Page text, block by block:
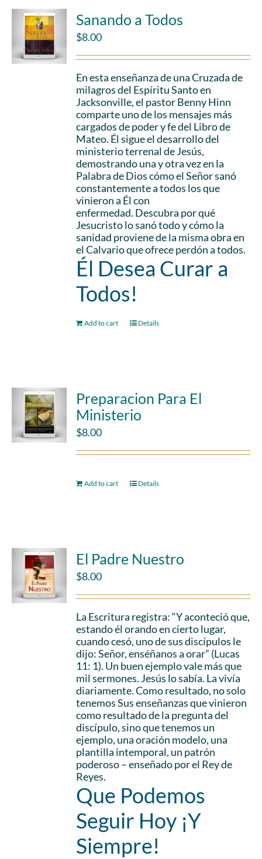
Sanando a Todos
$8.00
En esta enseñanza de una Cruzada de
milagros del Espíritu Santo en
Jacksonville, el pastor Benny Hinn
comparte uno de los mensajes más
cargados de poder y fe del Libro de
Mateo. Él sigue el desarrollo del
ministerio terrenal de Jesús,
demostrando una y otra vez en la
Palabra de Dios cómo el Señor sanó
constantemente a todos los que
vinieron a Él con
enfermedad. Descubra por qué
Jesucristo lo sanó todo y cómo la
sanidad proviene de la misma obra en
el Calvario que ofrece perdón a todos.
Él Desea Curar a
Todos!
Add to cart Details
Preparacion Para El
Ministerio
$8.00
Add to cart Details
El Padre Nuestro
$8.00
La Escritura registra: “Y aconteció que,
estando él orando en cierto lugar,
cuando cesó, uno de sus discípulos le
dijo: Señor, enséñanos a orar” (Lucas
11: 1). Un buen ejemplo vale más que
mil sermones. Jesús lo sabía. La vivía
diariamente. Como resultado, no solo
tenemos Sus enseñanzas que vinieron
como resultado de la pregunta del
discípulo, sino que tenemos un
ejemplo, una oración modelo, una
plantilla intemporal, un patrón
poderoso – enseñado por el Rey de
Reyes.
Que Podemos
Seguir Hoy ¡Y
Siempre!